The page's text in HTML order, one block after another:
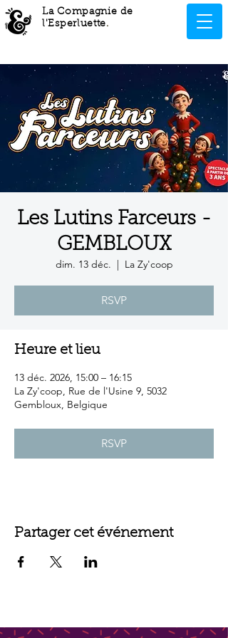
La Compagnie de
l'Esperluette.
Les Lutins Farceurs -
GEMBLOUX
dim. 13 déc.
  |
La Zy'coop
RSVP
Heure et lieu
13 déc. 2026, 15:00 – 16:15
La Zy'coop, Rue de l'Usine 9, 5032
Gembloux, Belgique
RSVP
Partager cet événement